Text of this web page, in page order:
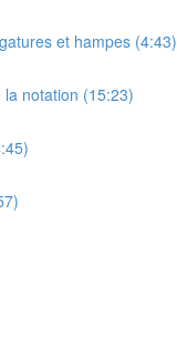
et hampes (4:43)
notation (15:23)